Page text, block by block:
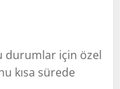
durumlar için özel
kısa sürede